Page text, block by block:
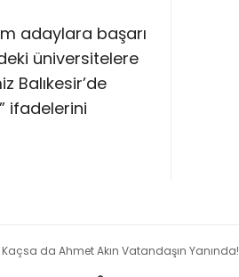
adaylara başarı
üniversitelere
Balıkesir’de
ifadelerini
da Ahmet Akın Vatandaşın Yanında!